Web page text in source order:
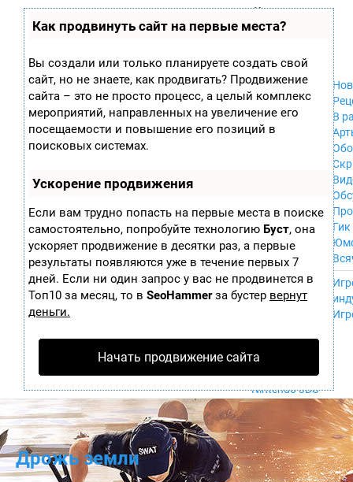
Как продвинуть сайт на первые места?
Вы создали или только планируете создать свой
сайт, но не знаете, как продвигать? Продвижение
сайта – это не просто процесс, а целый комплекс
мероприятий, направленных на увеличение его
посещаемости и повышение его позиций в
поисковых системах.
Ускорение продвижения
Если вам трудно попасть на первые места в поиске
самостоятельно, попробуйте технологию Буст, она
ускоряет продвижение в десятки раз, а первые
результаты появляются уже в течение первых 7
дней. Если ни один запрос у вас не продвинется в
Топ10 за месяц, то в SeoHammerза бустер вернут
деньги.
Начать продвижение сайта
играх
П
ла
ф
ор
м
ы
Xbox 360
Xbox
GameCube
PS2
PS3
Android
iPhone, iPod,
iPad
MacOS
Sega Mega Drive
NES
Wii U
PS4
Xbox One
Nintendo 3DS
В
Гик
Дрожь земли